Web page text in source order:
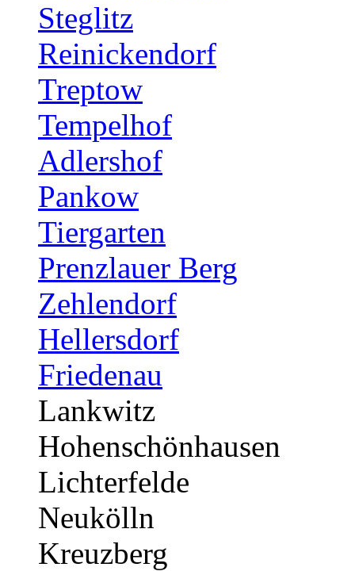
Steglitz
Reinickendorf
Treptow
Tempelhof
Adlershof
Pankow
Tiergarten
Prenzlauer Berg
Zehlendorf
Hellersdorf
Friedenau
Lankwitz
Hohenschönhausen
Lichterfelde
Neukölln
Kreuzberg